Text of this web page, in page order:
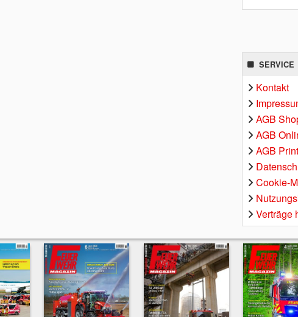
SERVICE
Kontakt
AGB
AGB
AGB Print
Cookie-
Verträge